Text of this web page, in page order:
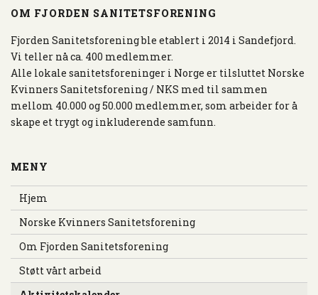
N
V
I
G
A
S
J
OM FJORDEN SANITETSFORENING
Fjorden Sanitetsforening ble etablert i 2014 i Sandefjord.
Vi teller nå ca. 400 medlemmer.
Alle lokale sanitetsforeninger i Norge er tilsluttet Norske
Kvinners Sanitetsforening / NKS med til sammen
mellom 40.000 og 50.000 medlemmer, som arbeider for å
skape et trygt og inkluderende samfunn.
MENY
Hjem
Norske Kvinners Sanitetsforening
Om Fjorden Sanitetsforening
Støtt vårt arbeid